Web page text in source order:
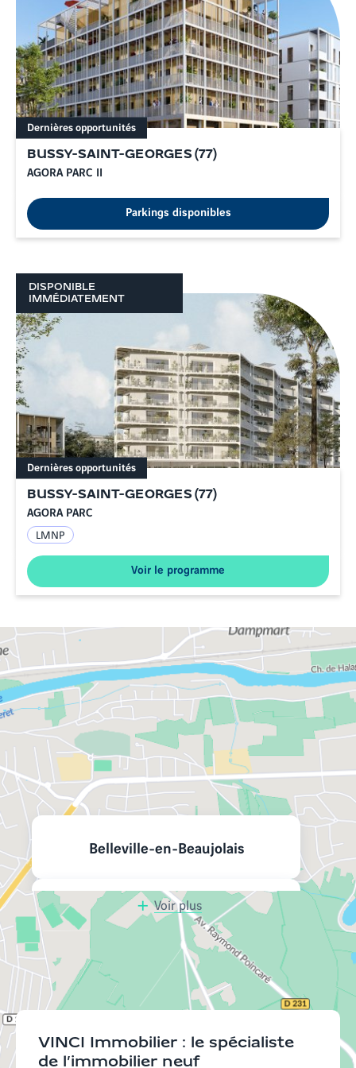
BUSSY-SAINT-GEORGES(77)
AGORA PARC II
Dernières opportunités
Parkings disponibles
DISPONIBLE
IMMÉDIATEMENT
BUSSY-SAINT-GEORGES(77)
AGORA PARC
Dernières opportunités
LMNP
Voir le programme
Nos programmes neufs à
proximité
Belleville-en-Beaujolais
Bourg-en-Bresse
Saint-Didier-au-Mont-d'Or
Caluire-et-Cuire
Voir plus
VINCI Immobilier : le spécialiste
de l’immobilier neuf